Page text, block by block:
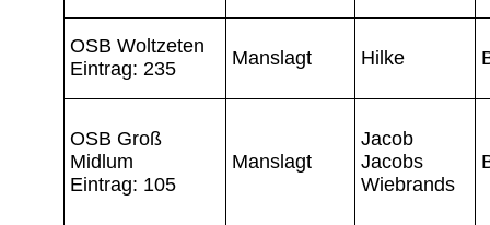
OSB Woltzeten
Eintrag: 235
Manslagt Hilke
OSB Groß
Midlum
Eintrag: 105
Manslagt
Jacob
Jacobs
Wiebrands